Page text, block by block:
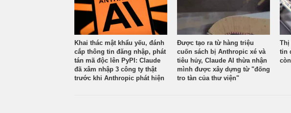
Khai thác mật khẩu yếu, đánh
cắp thông tin đăng nhập, phát
tán mã độc lên PyPI: Claude
đã xâm nhập 3 công ty thật
trước khi Anthropic phát hiện
Được tạo ra từ hàng triệu
cuốn sách bị Anthropic xé và
tiêu hủy, Claude AI thừa nhận
mình được xây dựng từ "đống
tro tàn của thư viện"
Thị
tin